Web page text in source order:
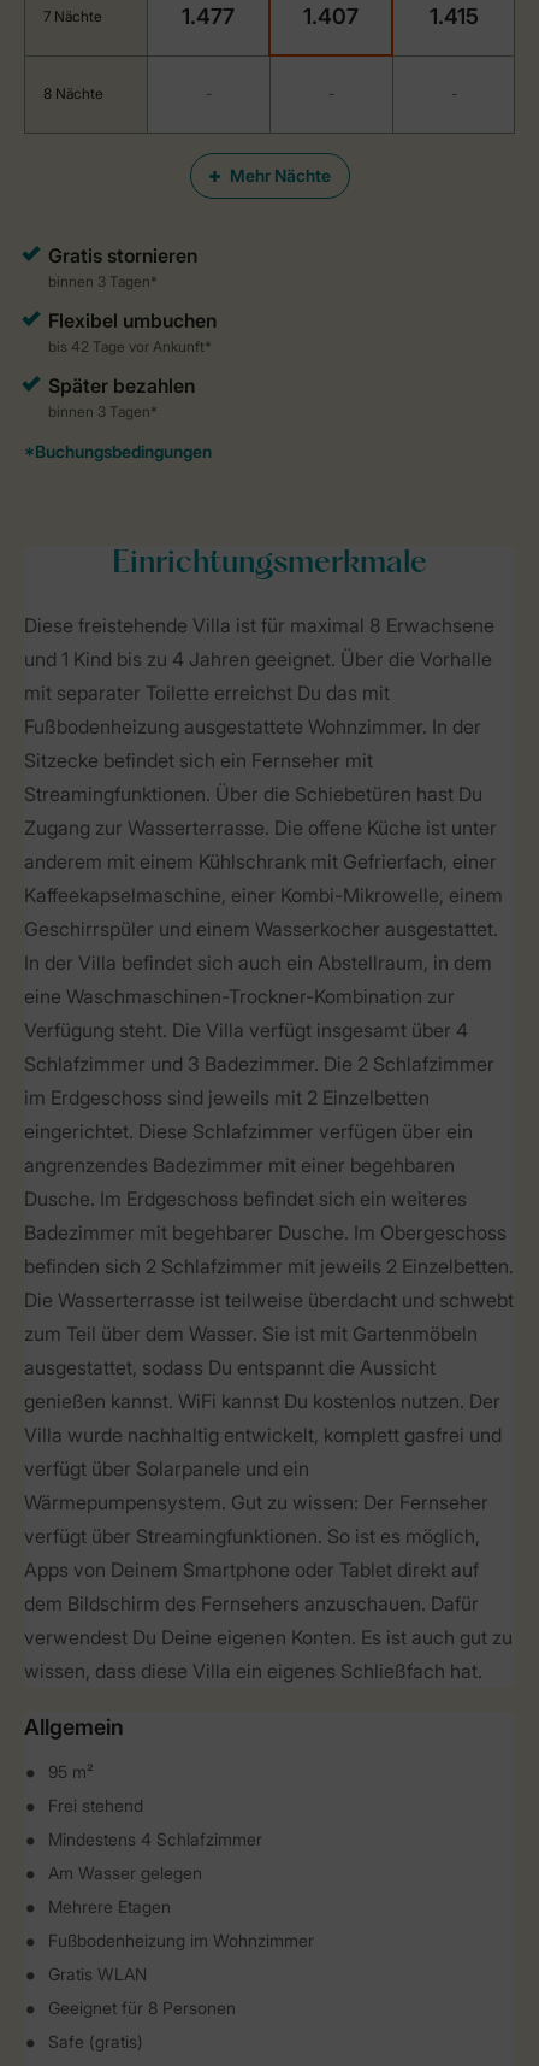
Mehr Nächte
7 Nächte 1.477 1.407 1.415
8 Nächte - - -
Einrichtungsmerkmale
Diese freistehende Villa ist für maximal 8 Erwachsene
und 1 Kind bis zu 4 Jahren geeignet. Über die Vorhalle
mit separater Toilette erreichst Du das mit
Fußbodenheizung ausgestattete Wohnzimmer. In der
Sitzecke befindet sich ein Fernseher mit
Streamingfunktionen. Über die Schiebetüren hast Du
Zugang zur Wasserterrasse. Die offene Küche ist unter
anderem mit einem Kühlschrank mit Gefrierfach, einer
Kaffeekapselmaschine, einer Kombi-Mikrowelle, einem
Geschirrspüler und einem Wasserkocher ausgestattet.
In der Villa befindet sich auch ein Abstellraum, in dem
eine Waschmaschinen-Trockner-Kombination zur
Verfügung steht. Die Villa verfügt insgesamt über 4
Schlafzimmer und 3 Badezimmer. Die 2 Schlafzimmer
im Erdgeschoss sind jeweils mit 2 Einzelbetten
eingerichtet. Diese Schlafzimmer verfügen über ein
angrenzendes Badezimmer mit einer begehbaren
Dusche. Im Erdgeschoss befindet sich ein weiteres
Badezimmer mit begehbarer Dusche. Im Obergeschoss
befinden sich 2 Schlafzimmer mit jeweils 2 Einzelbetten.
Die Wasserterrasse ist teilweise überdacht und schwebt
zum Teil über dem Wasser. Sie ist mit Gartenmöbeln
ausgestattet, sodass Du entspannt die Aussicht
genießen kannst. WiFi kannst Du kostenlos nutzen. Der
Villa wurde nachhaltig entwickelt, komplett gasfrei und
verfügt über Solarpanele und ein
Wärmepumpensystem. Gut zu wissen: Der Fernseher
verfügt über Streamingfunktionen. So ist es möglich,
Apps von Deinem Smartphone oder Tablet direkt auf
dem Bildschirm des Fernsehers anzuschauen. Dafür
verwendest Du Deine eigenen Konten. Es ist auch gut zu
wissen, dass diese Villa ein eigenes Schließfach hat.
Allgemein
95 m²
Frei stehend
Mindestens 4 Schlafzimmer
Am Wasser gelegen
Mehrere Etagen
Fußbodenheizung im Wohnzimmer
Gratis WLAN
Geeignet für 8 Personen
Safe (gratis)